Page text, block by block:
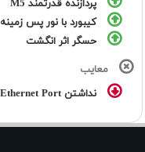
پردازنده قدرتمند M5
کیبورد با نور پس زمینه
حسگر اثر انگشت
معایب
نداشتن Ethernet Port